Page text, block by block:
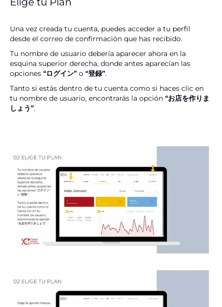
Una vez creada tu cuenta, puedes acceder a tu perfil
desde el correo de confirmación que has recibido.
Tu nombre de usuario debería aparecer ahora en la
esquina superior derecha, donde antes aparecían las
opciones “ログイン” o “登録”.
Tanto si estás dentro de tu cuenta como si haces clic en
tu nombre de usuario, encontrarás la opción “お店を作りま
しょう”.